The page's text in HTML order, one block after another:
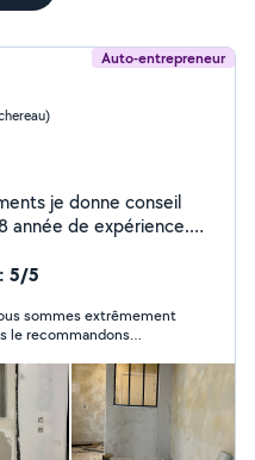
Auto-entrepreneur
je donne conseil
démontable,
gratuit.
5/5
sommes extrêmement
le recommandons